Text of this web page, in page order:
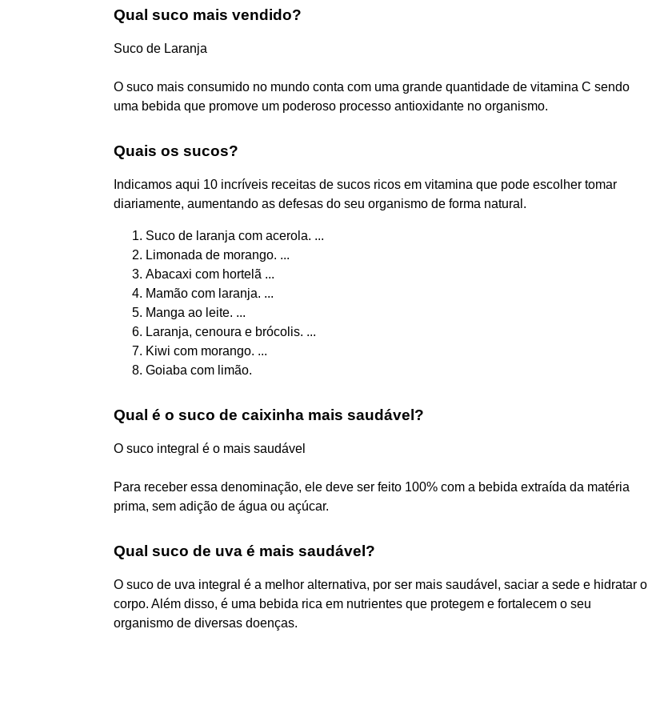
Qual suco mais vendido?
Suco de Laranja
O suco mais consumido no mundo conta com uma grande quantidade de vitamina C sendo
uma bebida que promove um poderoso processo antioxidante no organismo.
Quais os sucos?
Indicamos aqui 10 incríveis receitas de sucos ricos em vitamina que pode escolher tomar
diariamente, aumentando as defesas do seu organismo de forma natural.
Suco de laranja com acerola. ...
Limonada de morango. ...
Abacaxi com hortelã ...
Mamão com laranja. ...
Manga ao leite. ...
Laranja, cenoura e brócolis. ...
Kiwi com morango. ...
Goiaba com limão.
Qual é o suco de caixinha mais saudável?
O suco integral é o mais saudável
Para receber essa denominação, ele deve ser feito 100% com a bebida extraída da matéria
prima, sem adição de água ou açúcar.
Qual suco de uva é mais saudável?
O suco de uva integral é a melhor alternativa, por ser mais saudável, saciar a sede e hidratar o
corpo. Além disso, é uma bebida rica em nutrientes que protegem e fortalecem o seu
organismo de diversas doenças.